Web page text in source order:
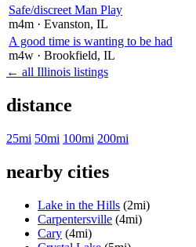
Safe/discreet Man Play
m4m · Evanston, IL
A good time is wanting to be had
m4w · Brookfield, IL
← all Illinois listings
distance
25mi 50mi 100mi 200mi
nearby cities
Lake in the Hills (2mi)
Carpentersville (4mi)
Cary (4mi)